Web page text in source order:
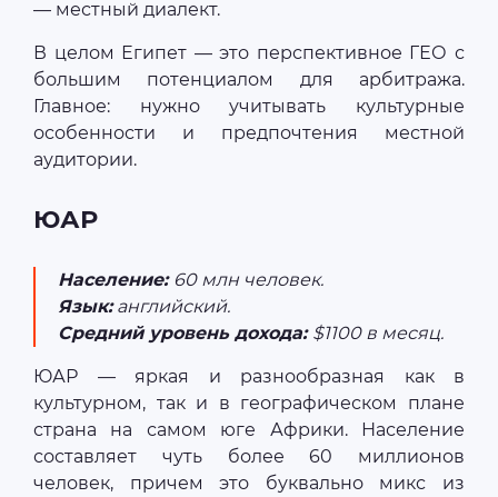
— местный диалект.
В целом Египет — это перспективное ГЕО с
большим потенциалом для арбитража.
Главное: нужно учитывать культурные
особенности и предпочтения местной
аудитории.
ЮАР
Население: 60 млн человек.
Язык:английский.
Средний уровень дохода: $1100 в месяц.
ЮАР — яркая и разнообразная как в
культурном, так и в географическом плане
страна на самом юге Африки. Население
составляет чуть более 60 миллионов
человек, причем это буквально микс из